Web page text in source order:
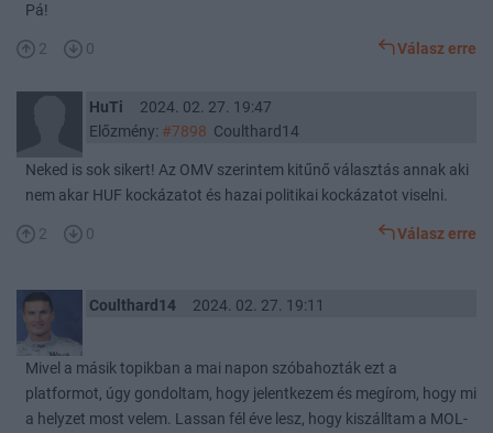
Pá!
2 0 Válasz erre
HuTi
2024. 02. 27. 19:47
Előzmény: #7898 Coulthard14
Neked is sok sikert! Az OMV szerintem kitűnő választás annak aki
nem akar HUF kockázatot és hazai politikai kockázatot viselni.
2 0 Válasz erre
Coulthard14 2024. 02. 27. 19:11
Mivel a másik topikban a mai napon szóbahozták ezt a
platformot, úgy gondoltam, hogy jelentkezem és megírom, hogy mi
a helyzet most velem. Lassan fél éve lesz, hogy kiszálltam a MOL-